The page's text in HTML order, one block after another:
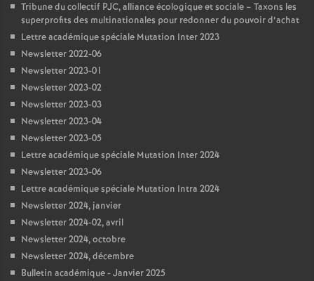
Tribune du collectif PJC, alliance écologique et sociale – Taxons les
superprofits des multinationales pour redonner du pouvoir d’achat
Lettre académique spéciale Mutation Inter 2023
Newsletter 2022-06
Newsletter 2023-01
Newsletter 2023-02
Newsletter 2023-03
Newsletter 2023-04
Newsletter 2023-05
Lettre académique spéciale Mutation Inter 2024
Newsletter 2023-06
Lettre académique spéciale Mutation Intra 2024
Newsletter 2024, janvier
Newsletter 2024-02, avril
Newsletter 2024, octobre
Newsletter 2024, décembre
Bulletin académique - Janvier 2025